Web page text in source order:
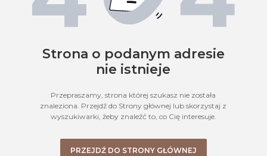
Strona o podanym adresie
nie istnieje
Przepraszamy, strona której szukasz nie została
znaleziona. Przejdź do Strony głównej lub skorzystaj z
wyszukiwarki, żeby znaleźć to, co Cię interesuje.
PRZEJDŹ DO STRONY GŁÓWNEJ